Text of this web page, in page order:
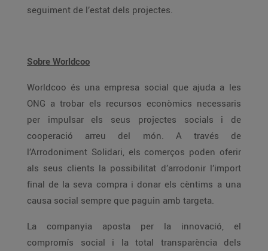
seguiment de l’estat dels projectes.
Sobre Worldcoo
Worldcoo és una empresa social que ajuda a les
ONG a trobar els recursos econòmics necessaris
per impulsar els seus projectes socials i de
cooperació arreu del món. A través de
l’Arrodoniment Solidari, els comerços poden oferir
als seus clients la possibilitat d’arrodonir l’import
final de la seva compra i donar els cèntims a una
causa social sempre que paguin amb targeta.
La companyia aposta per la innovació, el
compromís social i la total transparència dels